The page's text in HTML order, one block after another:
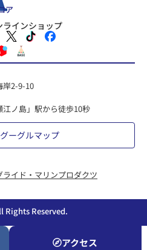
ア
ラインショップ
岸2-9-10
ノ島」駅から徒歩10秒
グーグルマップ
イド・マリンプロダクツ
Rights Reserved.
アクセス